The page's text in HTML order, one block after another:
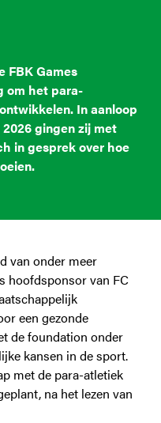
FBK Games
om het para-
In aanloop
2026 gingen zij met
in gesprek over hoe
van onder meer
hoofdsponsor van FC
een gezonde
de foundation onder
kansen in de sport.
met de para-atletiek
na het lezen van